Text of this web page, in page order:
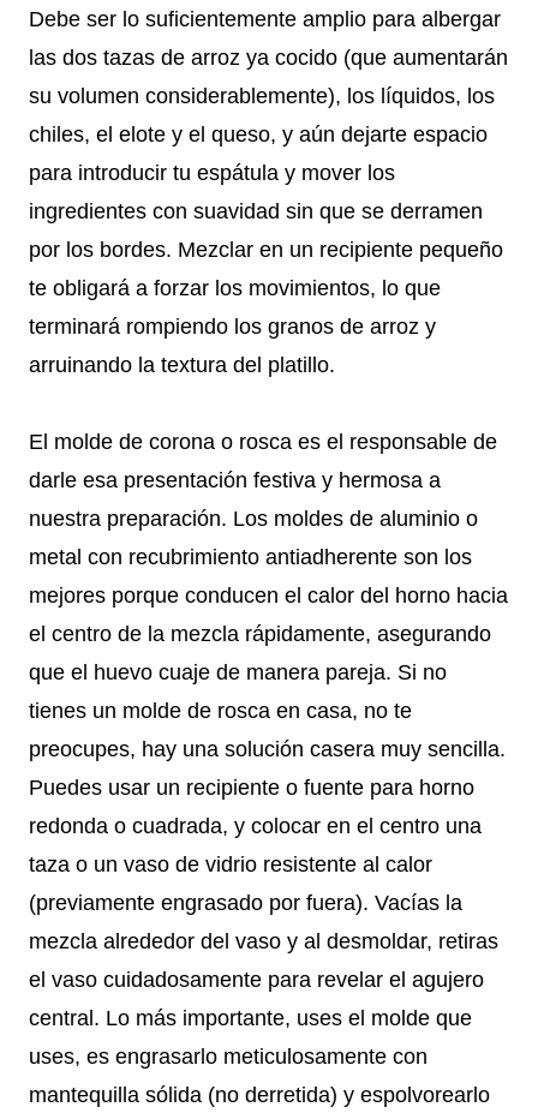
Debe ser lo suficientemente amplio para albergar
las dos tazas de arroz ya cocido (que aumentarán
su volumen considerablemente), los líquidos, los
chiles, el elote y el queso, y aún dejarte espacio
para introducir tu espátula y mover los
ingredientes con suavidad sin que se derramen
por los bordes. Mezclar en un recipiente pequeño
te obligará a forzar los movimientos, lo que
terminará rompiendo los granos de arroz y
arruinando la textura del platillo.
El molde de corona o rosca es el responsable de
darle esa presentación festiva y hermosa a
nuestra preparación. Los moldes de aluminio o
metal con recubrimiento antiadherente son los
mejores porque conducen el calor del horno hacia
el centro de la mezcla rápidamente, asegurando
que el huevo cuaje de manera pareja. Si no
tienes un molde de rosca en casa, no te
preocupes, hay una solución casera muy sencilla.
Puedes usar un recipiente o fuente para horno
redonda o cuadrada, y colocar en el centro una
taza o un vaso de vidrio resistente al calor
(previamente engrasado por fuera). Vacías la
mezcla alrededor del vaso y al desmoldar, retiras
el vaso cuidadosamente para revelar el agujero
central. Lo más importante, uses el molde que
uses, es engrasarlo meticulosamente con
mantequilla sólida (no derretida) y espolvorearlo